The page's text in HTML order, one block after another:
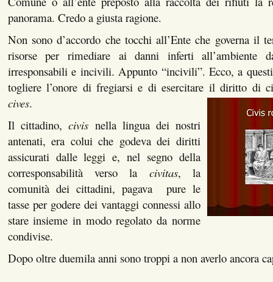
panorama. Credo a giusta ragione.
Non sono d’accordo che tocchi all’Ente che governa il
risorse per rimediare ai danni inferti all’ambiente
irresponsabili e incivili. Appunto “incivili”. Ecco, a
togliere l’onore di fregiarsi e di esercitare il diritto di
cives.
Il cittadino,civisnella lingua dei nostri
antenati, era colui che godeva dei diritti
assicurati dalle leggi e, nel segno della
corresponsabilità verso la civitas, la
comunità dei cittadini, pagava pure le
tasse per godere dei vantaggi connessi allo
stare insieme in modo regolato da norme
condivise.
Dopo oltre duemila anni sono troppi a non averlo ancora